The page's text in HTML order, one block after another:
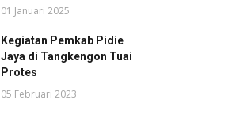
01 Januari 2025
Kegiatan Pemkab Pidie
Jaya di Tangkengon Tuai
Protes
05 Februari 2023